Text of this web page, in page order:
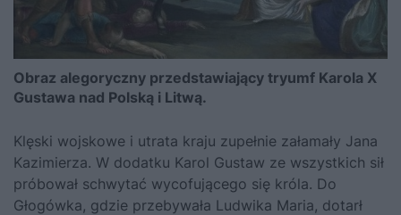
Obraz alegoryczny przedstawiający tryumf Karola X
Gustawa nad Polską i Litwą.
Klęski wojskowe i utrata kraju zupełnie załamały Jana
Kazimierza. W dodatku Karol Gustaw ze wszystkich sił
próbował schwytać wycofującego się króla. Do
Głogówka, gdzie przebywała Ludwika Maria, dotarł